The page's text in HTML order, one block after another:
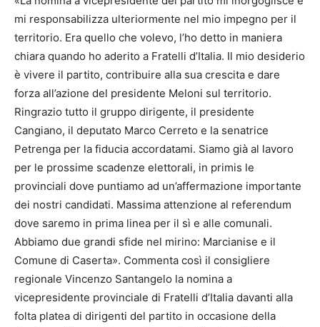
mi responsabilizza ulteriormente nel mio impegno per il
territorio. Era quello che volevo, l’ho detto in maniera
chiara quando ho aderito a Fratelli d’Italia. Il mio desiderio
è vivere il partito, contribuire alla sua crescita e dare
forza all’azione del presidente Meloni sul territorio.
Ringrazio tutto il gruppo dirigente, il presidente
Cangiano, il deputato Marco Cerreto e la senatrice
Petrenga per la fiducia accordatami. Siamo già al lavoro
per le prossime scadenze elettorali, in primis le
provinciali dove puntiamo ad un’affermazione importante
dei nostri candidati. Massima attenzione al referendum
dove saremo in prima linea per il sì e alle comunali.
Abbiamo due grandi sfide nel mirino: Marcianise e il
Comune di Caserta». Commenta così il consigliere
regionale Vincenzo Santangelo la nomina a
vicepresidente provinciale di Fratelli d’Italia davanti alla
folta platea di dirigenti del partito in occasione della